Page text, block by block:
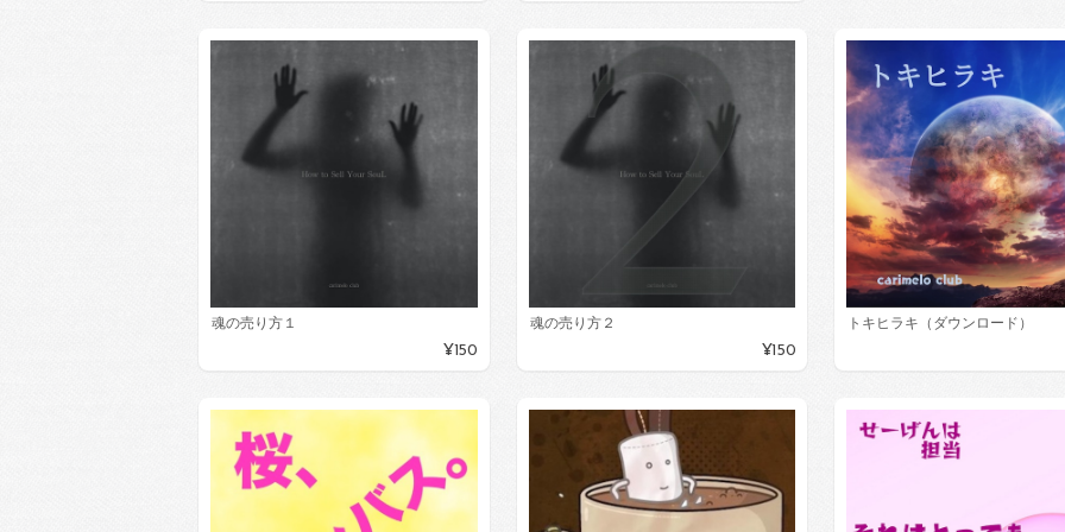
魂の売り方１
¥150
魂の売り方２
¥150
トキヒラキ（ダウンロード）